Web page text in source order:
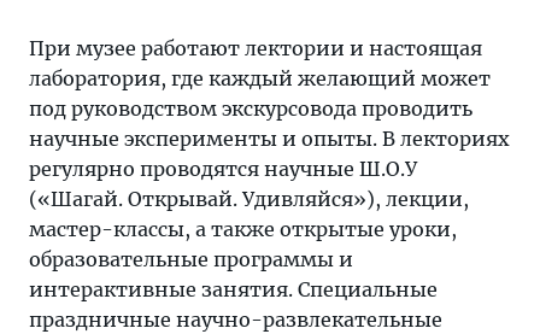
При музее работают лектории и настоящая
лаборатория, где каждый желающий может
под руководством экскурсовода проводить
научные эксперименты и опыты. В лекториях
регулярно проводятся научные Ш.О.У
(«Шагай. Открывай. Удивляйся»), лекции,
мастер-классы, а также открытые уроки,
образовательные программы и
интерактивные занятия. Специальные
праздничные научно-развлекательные